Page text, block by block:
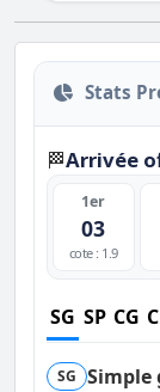
Stats
🏁Arrivée
1er
03
cote : 1.9
SG SP CG
SG Simple